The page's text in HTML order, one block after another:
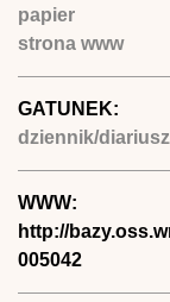
papier
strona www
GATUNEK:
dziennik/
WWW:
http://
005042